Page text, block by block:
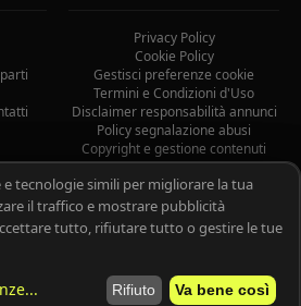
Privacy Policy
Cookie Policy
Gestisci preferenze cookie
Termini e Condizioni d'Uso
Disclaimer responsabilità annunci
Policy segnalazione abusi
Copyright e gestione contenuti
— Tutti i diritti riservati — IOCOSGC
per il contenuto degli annunci pubblicati
Leggi il disclaimer completo.
tecnologie simili per migliorare la tua
il traffico e mostrare pubblicità
tutto, rifiutare tutto o gestire le tue
... Rifiuto Va bene così